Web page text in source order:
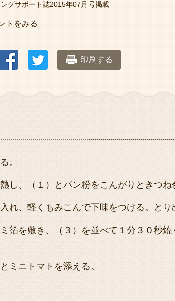
グサポート誌2015年07月号掲載
トをみる
印刷する
。
し、（１）とパン粉をこんがりときつね
れ、軽くもみこんで下味をつける。とり
箔を敷き、（３）を並べて１分３０秒焼
ミニトマトを添える。